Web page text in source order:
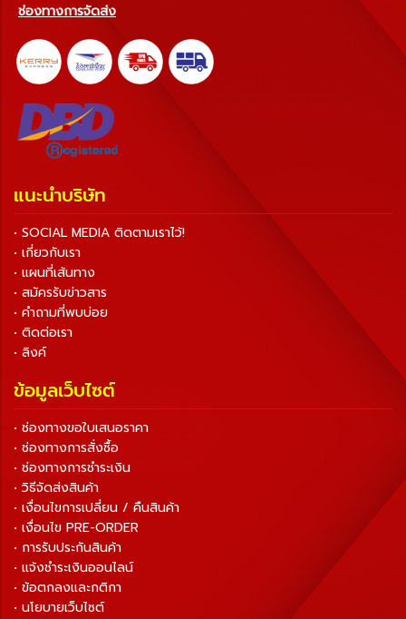
ช่องทางการจัดส่ง
แนะนำบริษัท
• SOCIAL MEDIA ติดตามเราไว้!
• เกี่ยวกับเรา
• แผนที่เส้นทาง
• สมัครรับข่าวสาร
• คำถามที่พบบ่อย
• ติดต่อเรา
• ลิงค์
ข้อมูลเว็บไซต์
• ช่องทางขอใบเสนอราคา
• ช่องทางการสั่งซื้อ
• ช่องทางการชำระเงิน
• วิธีจัดส่งสินค้า
• เงื่อนไขการเปลี่ยน / คืนสินค้า
• เงื่อนไข PRE-ORDER
• การรับประกันสินค้า
• แจ้งชำระเงินออนไลน์
• ข้อตกลงและกติกา
• นโยบายเว็บไซต์